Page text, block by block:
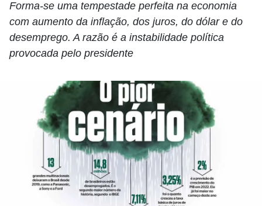
Forma-se uma tempestade perfeita na economia
com aumento da inflação, dos juros, do dólar e do
desemprego. A razão é a instabilidade política
provocada pelo presidente